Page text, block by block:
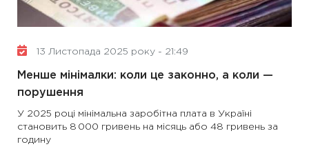
13 Листопада 2025 року - 21:49
Менше мінімалки: коли це законно, а коли —
порушення
У 2025 році мінімальна заробітна плата в Україні
становить 8 000 гривень на місяць або 48 гривень за
годину